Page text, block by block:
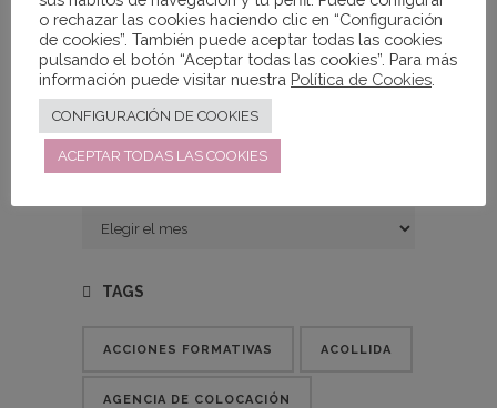
Print Post
ENTRADAS
Entradas
TAGS
ACCIONES FORMATIVAS ACOLLIDA
AGENCIA DE COLOCACIÓN
o rechazar las cookies haciendo clic en “Configuración
de cookies”. También puede aceptar todas las cookies
pulsando el botón “Aceptar todas las cookies”. Para más
información puede visitar nuestra Política de Cookies
CONFIGURACIÓN DE COOKIES
ACEPTAR TODAS LAS COOKIES